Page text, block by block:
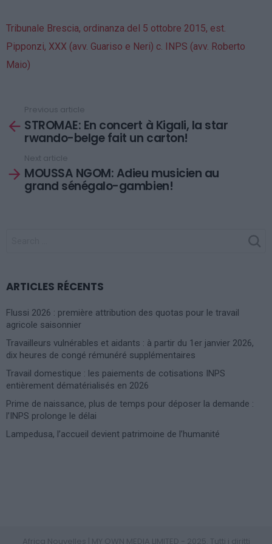
Tribunale Brescia, ordinanza del 5 ottobre 2015, est.
Pipponzi, XXX (avv. Guariso e Neri) c. INPS (avv. Roberto
Maio)
more
Previous article
STROMAE: En concert à Kigali, la star
rwando-belge fait un carton!
Next article
MOUSSA NGOM: Adieu musicien au
grand sénégalo-gambien!
ARTICLES RÉCENTS
Flussi 2026 : première attribution des quotas pour le travail
agricole saisonnier
Travailleurs vulnérables et aidants : à partir du 1er janvier 2026,
dix heures de congé rémunéré supplémentaires
Travail domestique : les paiements de cotisations INPS
entièrement dématérialisés en 2026
Prime de naissance, plus de temps pour déposer la demande :
l’INPS prolonge le délai
Lampedusa, l’accueil devient patrimoine de l’humanité